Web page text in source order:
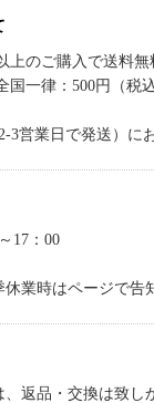
上のご購入で送料無
国一律：500円（税
3営業日で発送）に
17：00
業時はページで告
返品・交換は致し